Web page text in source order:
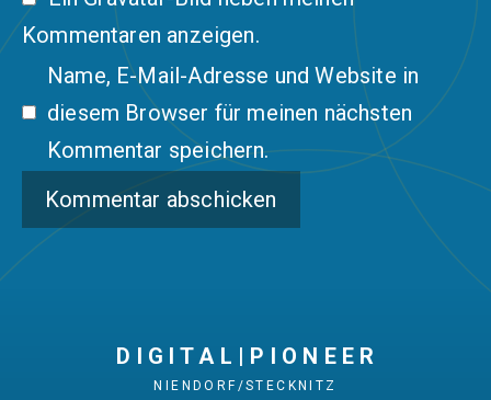
Kommentaren anzeigen.
Name, E-Mail-Adresse und Website in
diesem Browser für meinen nächsten
Kommentar speichern.
D I G I T A L | P I O N E E R
NIENDORF/STECKNITZ